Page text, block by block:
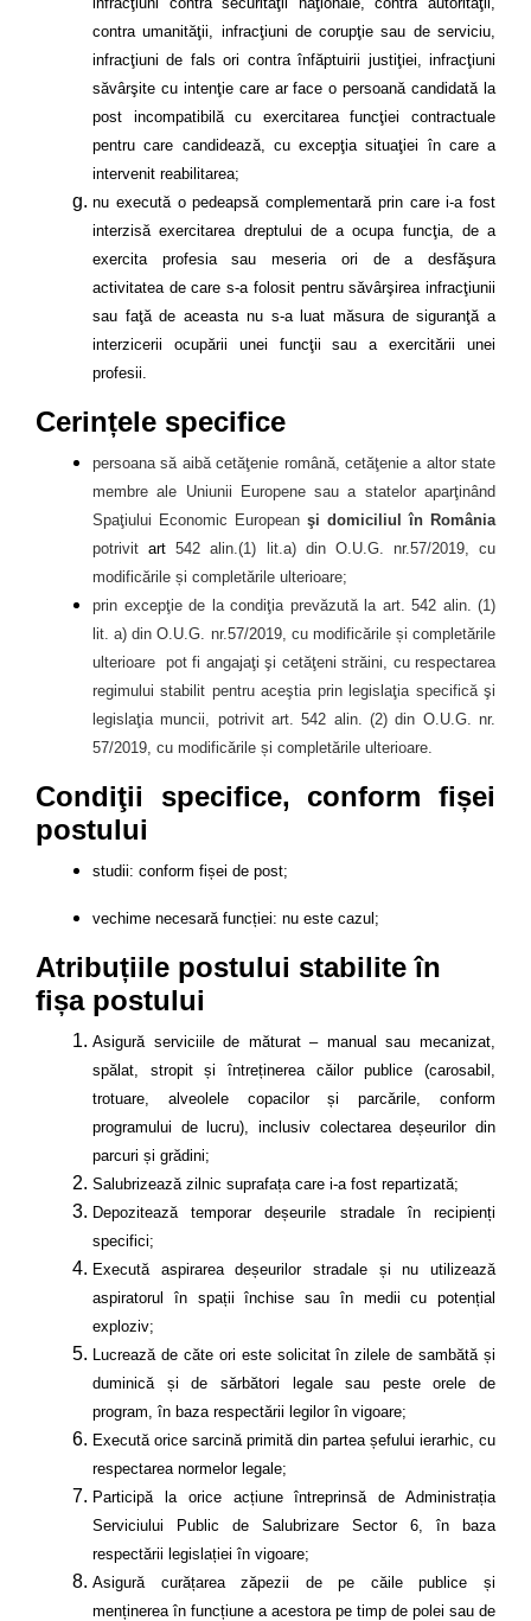
contra umanităţii, infracţiuni de corupţie sau de serviciu,
infracţiuni de fals ori contra înfăptuirii justiţiei, infracţiuni
săvârşite cu intenţie care ar face o persoană candidată la
post incompatibilă cu exercitarea funcţiei contractuale
pentru care candidează, cu excepţia situaţiei în care a
intervenit reabilitarea;
nu execută o pedeapsă complementară prin care i-a fost
interzisă exercitarea dreptului de a ocupa funcţia, de a
exercita profesia sau meseria ori de a desfăşura
activitatea de care s-a folosit pentru săvârşirea infracţiunii
sau faţă de aceasta nu s-a luat măsura de siguranţă a
interzicerii ocupării unei funcţii sau a exercitării unei
profesii.
Cerințele specifice
persoana să aibă cetăţenie română, cetăţenie a altor state
membre ale Uniunii Europene sau a statelor aparţinând
Spaţiului Economic European şi domiciliul în România
potrivit art542 alin.(1) lit.a) din O.U.G. nr.57/2019, cu
modificările și completările ulterioare;
prin excepţie de la condiţia prevăzută la art. 542 alin. (1)
lit. a) din O.U.G. nr.57/2019, cu modificările și completările
ulterioare pot fi angajaţi şi cetăţeni străini, cu respectarea
regimului stabilit pentru aceştia prin legislaţia specifică şi
legislaţia muncii, potrivit art. 542 alin. (2) din O.U.G. nr.
57/2019, cu modificările și completările ulterioare.
Condiţii specifice, conform fișei
postului
studii: conform fișei de post;
vechime necesară funcției: nu este cazul;
Atribuțiile postului stabilite în
fișa postului
Asigură serviciile de măturat – manual sau mecanizat,
spălat, stropit și întreținerea căilor publice (carosabil,
trotuare, alveolele copacilor și parcările, conform
programului de lucru), inclusiv colectarea deșeurilor din
parcuri și grădini;
Salubrizează zilnic suprafața care i-a fost repartizată;
Depozitează temporar deșeurile stradale în recipienți
specifici;
Execută aspirarea deșeurilor stradale și nu utilizează
aspiratorul în spații închise sau în medii cu potențial
exploziv;
Lucrează de căte ori este solicitat în zilele de sambătă și
duminică și de sărbători legale sau peste orele de
program, în baza respectării legilor în vigoare;
Execută orice sarcină primită din partea șefului ierarhic, cu
respectarea normelor legale;
Participă la orice acțiune întreprinsă de Administrația
Serviciului Public de Salubrizare Sector 6, în baza
respectării legislației în vigoare;
Asigură curățarea zăpezii de pe căile publice și
menținerea în funcțiune a acestora pe timp de polei sau de